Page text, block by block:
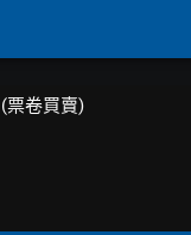
票卷買賣)